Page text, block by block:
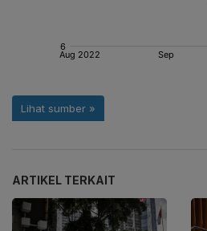
ARTIKEL TERKAIT